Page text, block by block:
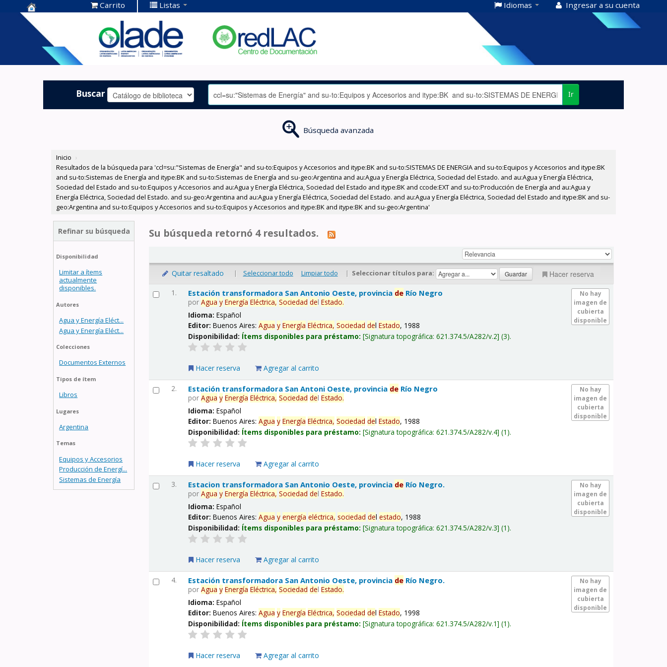
Centro de
Documentación
OLADE -
Carrito Listas Idiomas Ingresar a su cuenta
Buscar Ir
Búsqueda avanzada
Inicio ›
Resultados de la búsqueda para 'ccl=su:"Sistemas de Energía" and su-to:Equipos y Accesorios and itype:BK and su-to:SISTEMAS DE ENERGIA and su-to:Equipos y Accesorios and itype:BK
and su-to:Sistemas de Energía and itype:BK and su-to:Sistemas de Energía and su-geo:Argentina and au:Agua y Energía Eléctrica, Sociedad del Estado. and au:Agua y Energía Eléctrica,
Sociedad del Estado and su-to:Equipos y Accesorios and au:Agua y Energía Eléctrica, Sociedad del Estado and itype:BK and ccode:EXT and su-to:Producción de Energía and au:Agua y
Energía Eléctrica, Sociedad del Estado. and su-geo:Argentina and au:Agua y Energía Eléctrica, Sociedad del Estado. and au:Agua y Energía Eléctrica, Sociedad del Estado and itype:BK and su-
geo:Argentina and su-to:Equipos y Accesorios and su-to:Equipos y Accesorios and itype:BK and itype:BK and su-geo:Argentina'
Refinar su búsqueda
Disponibilidad
Limitar a ítems
actualmente
disponibles.
Autores
Agua y Energía Eléct...
Agua y Energía Eléct...
Colecciones
Documentos Externos
Tipos de ítem
Libros
Lugares
Argentina
Temas
Equipos y Accesorios
Producción de Energí...
Sistemas de Energía
Su búsqueda retornó 4 resultados.
Quitar resaltado | Seleccionar todo Limpiar todo | Seleccionar títulos para: Hacer reserva
1.
No hay
imagen de
cubierta
disponible
Estación transformadora San Antonio Oeste, provincia de Río Negro
porAgua y Energía Eléctrica, Sociedad delEstado.
Idioma:Español
Editor:Buenos Aires:Agua y Energía Eléctrica, Sociedad delEstado, 1988
Disponibilidad: Ítems disponibles para préstamo: Signatura topográfica:621.374.5/A282/v.2 (3).
Hacer reserva Agregar al carrito
2.
No hay
imagen de
cubierta
disponible
Estación transformadora San Antoni Oeste, provincia de Río Negro
porAgua y Energía Eléctrica, Sociedad delEstado.
Idioma:Español
Editor:Buenos Aires:Agua y Energía Eléctrica, Sociedad delEstado, 1988
Disponibilidad: Ítems disponibles para préstamo: Signatura topográfica:621.374.5/A282/v.4 (1).
Hacer reserva Agregar al carrito
3.
No hay
imagen de
cubierta
disponible
Estacion transformadora San Antonio Oeste, provincia de Río Negro.
porAgua y Energía Eléctrica, Sociedad delEstado.
Idioma:Español
Editor:Buenos Aires:Agua y energía eléctrica, sociedad delestado, 1988
Disponibilidad: Ítems disponibles para préstamo: Signatura topográfica:621.374.5/A282/v.3 (1).
Hacer reserva Agregar al carrito
4.
No hay
imagen de
cubierta
disponible
Estación transformadora San Antonio Oeste, provincia de Río Negro.
porAgua y Energía Eléctrica, Sociedad delEstado.
Idioma:Español
Editor:Buenos Aires:Agua y Energía Eléctrica, Sociedad delEstado, 1998
Disponibilidad: Ítems disponibles para préstamo: Signatura topográfica:621.374.5/A282/v.1 (1).
Hacer reserva Agregar al carrito